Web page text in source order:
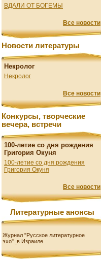
ВДАЛИ ОТ БОГЕМЫ
Все новости
Новости литературы
Некролог
Некролог
Все новости
Конкурсы, творческие
вечера, встречи
100-летие со дня рождения
Григория Окуня
100-летие со дня рождения
Григория Окуня
Все новости
Литературные анонсы
Журнал "Русское литературное
эхо" в Израиле